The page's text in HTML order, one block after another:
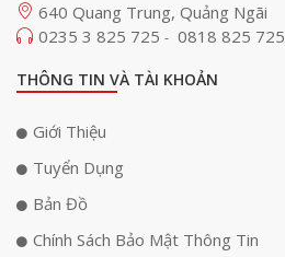
640 Quang Trung, Quảng Ngãi
0235 3 825 725 - 0818 825 725
THÔNG TIN VÀ TÀI KHOẢN
Giới Thiệu
Tuyển Dụng
Bản Đồ
Chính Sách Bảo Mật Thông Tin